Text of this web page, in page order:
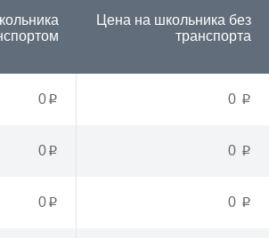
Цена на школьника без
транспорта
0p 0 p
0p 0 p
0p 0 p